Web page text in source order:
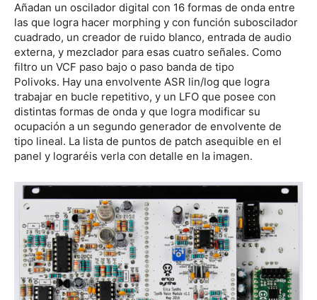
Añadan un oscilador digital con 16 formas de onda entre
las que logra hacer morphing y con función suboscilador
cuadrado, un creador de ruido blanco, entrada de audio
externa, y mezclador para esas cuatro señales. Como
filtro un VCF paso bajo o paso banda de tipo
Polivoks. Hay una envolvente ASR lin/log que logra
trabajar en bucle repetitivo, y un LFO que posee con
distintas formas de onda y que logra modificar su
ocupación a un segundo generador de envolvente de
tipo lineal. La lista de puntos de patch asequible en el
panel y lograréis verla con detalle en la imagen.